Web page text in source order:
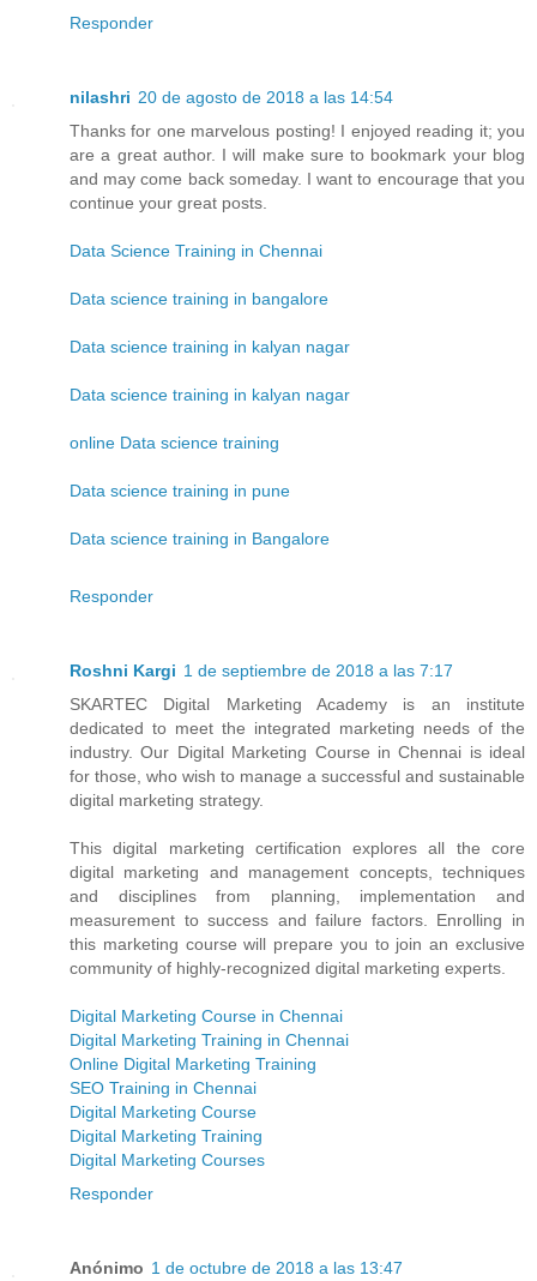
Responder
nilashri 20 de agosto de 2018 a las 14:54
Thanks for one marvelous posting! I enjoyed reading it; you
are a great author. I will make sure to bookmark your blog
and may come back someday. I want to encourage that you
continue your great posts.
Data Science Training in Chennai
Data science training in bangalore
Data science training in kalyan nagar
Data science training in kalyan nagar
online Data science training
Data science training in pune
Data science training in Bangalore
Responder
Roshni Kargi 1 de septiembre de 2018 a las 7:17
SKARTEC Digital Marketing Academy is an institute
dedicated to meet the integrated marketing needs of the
industry. Our Digital Marketing Course in Chennai is ideal
for those, who wish to manage a successful and sustainable
digital marketing strategy.
This digital marketing certification explores all the core
digital marketing and management concepts, techniques
and disciplines from planning, implementation and
measurement to success and failure factors. Enrolling in
this marketing course will prepare you to join an exclusive
community of highly-recognized digital marketing experts.
Digital Marketing Course in Chennai
Digital Marketing Training in Chennai
Online Digital Marketing Training
SEO Training in Chennai
Digital Marketing Course
Digital Marketing Training
Digital Marketing Courses
Responder
Anónimo 1 de octubre de 2018 a las 13:47